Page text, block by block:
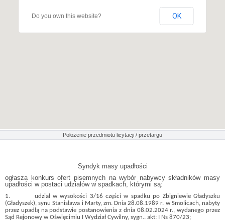
Do you own this website? OK
Położenie przedmiotu licytacji / przetargu
Syndyk masy upadłości
ogłasza konkurs ofert pisemnych na wybór nabywcy składników masy
upadłości w postaci udziałów w spadkach, którymi są:
1. udział w wysokości 3/16 części w spadku po Zbigniewie Gładyszku
(Gładyszek), synu Stanisława i Marty, zm. Dnia 28.08.1989 r. w Smolicach, nabyty
przez upadłą na podstawie postanowienia z dnia 08.02.2024 r., wydanego przez
Sąd Rejonowy w Oświęcimiu I Wydział Cywilny, sygn.. akt: I Ns 870/23;